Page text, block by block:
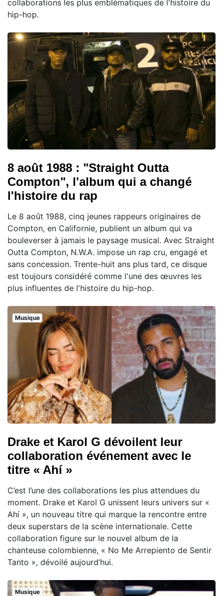
collaborations les plus emblématiques de l'histoire du
hip-hop.
8 août 1988 : "Straight Outta
Compton", l'album qui a changé
l'histoire du rap
Le 8 août 1988, cinq jeunes rappeurs originaires de
Compton, en Californie, publient un album qui va
bouleverser à jamais le paysage musical. Avec Straight
Outta Compton, N.W.A. impose un rap cru, engagé et
sans concession. Trente-huit ans plus tard, ce disque
est toujours considéré comme l'une des œuvres les
plus influentes de l'histoire du hip-hop.
Musique
Drake et Karol G dévoilent leur
collaboration événement avec le
titre « Ahí »
C’est l’une des collaborations les plus attendues du
moment. Drake et Karol G unissent leurs univers sur «
Ahí », un nouveau titre qui marque la rencontre entre
deux superstars de la scène internationale. Cette
collaboration figure sur le nouvel album de la
chanteuse colombienne, « No Me Arrepiento de Sentir
Tanto », dévoilé aujourd’hui.
Musique